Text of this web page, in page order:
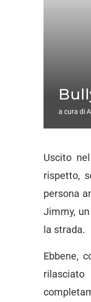
a cura di
Uscito
rispetto,
persona
Jimmy,
la strada.
Ebbene,